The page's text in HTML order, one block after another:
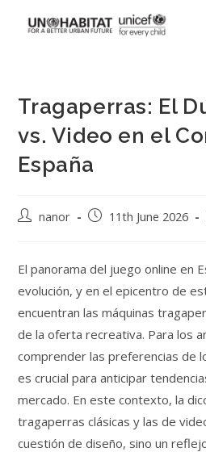
Tragaperras: El
vs. Video en el
España
nanor 11th June 2026
El panorama del juego online en
evolución, y en el epicentro de
encuentran las máquinas
de la oferta recreativa. Para los
comprender las preferencias de
es crucial para anticipar
mercado. En este contexto, la
tragaperras clásicas y las de
cuestión de diseño, sino un